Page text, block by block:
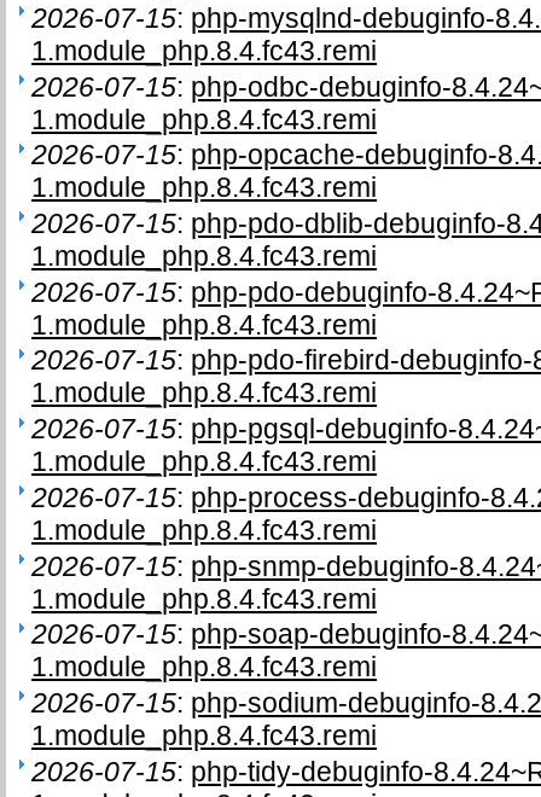
2026-07-15: php-mysqlnd-debuginfo-
1.module_php.8.4.fc43.remi
2026-07-15: php-odbc-debuginfo-
1.module_php.8.4.fc43.remi
2026-07-15: php-opcache-debuginfo-
1.module_php.8.4.fc43.remi
2026-07-15: php-pdo-dblib-debuginfo-
1.module_php.8.4.fc43.remi
2026-07-15: php-pdo-debuginfo-
1.module_php.8.4.fc43.remi
2026-07-15: php-pdo-firebird-
1.module_php.8.4.fc43.remi
2026-07-15: php-pgsql-debuginfo-
1.module_php.8.4.fc43.remi
2026-07-15: php-process-debuginfo-
1.module_php.8.4.fc43.remi
2026-07-15: php-snmp-debuginfo-
1.module_php.8.4.fc43.remi
2026-07-15: php-soap-debuginfo-
1.module_php.8.4.fc43.remi
2026-07-15: php-sodium-debuginfo-
1.module_php.8.4.fc43.remi
2026-07-15: php-tidy-debuginfo-